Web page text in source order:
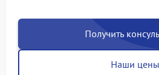
Получить
Наши цены